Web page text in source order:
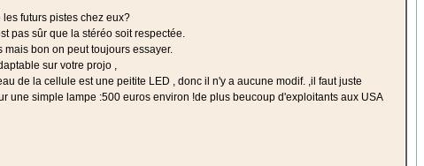
futurs pistes chez eux?
pas sûr que la stéréo soit respectée.
bon on peut toujours essayer.
sur votre projo ,
de la cellule est une peitite LED , donc il n'y a aucune modif. ,il faut juste
une simple lampe :500 euros environ !de plus beucoup d'exploitants aux USA